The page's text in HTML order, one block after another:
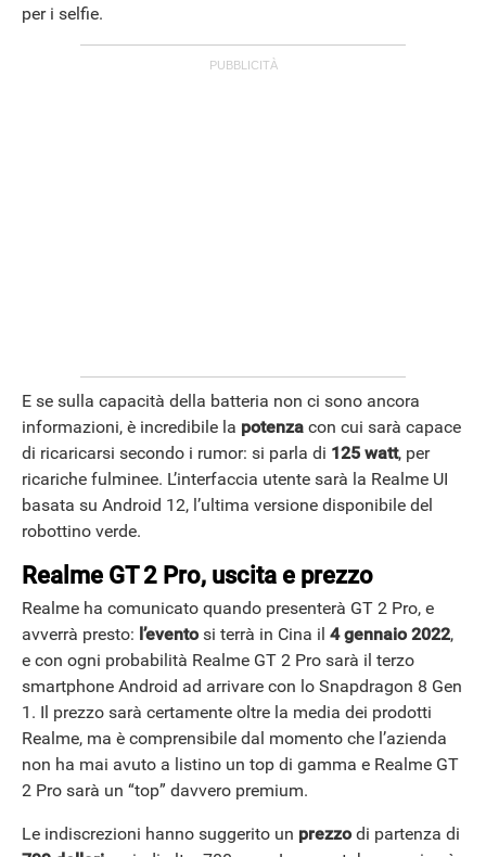
per i selfie.
E se sulla capacità della batteria non ci sono ancora
informazioni, è incredibile la potenza con cui sarà capace
di ricaricarsi secondo i rumor: si parla di 125 watt, per
ricariche fulminee. L’interfaccia utente sarà la Realme UI
basata su Android 12, l’ultima versione disponibile del
robottino verde.
Realme GT 2 Pro, uscita e prezzo
Realme ha comunicato quando presenterà GT 2 Pro, e
avverrà presto: l’eventosi terrà in Cina il 4 gennaio 2022,
e con ogni probabilità Realme GT 2 Pro sarà il terzo
smartphone Android ad arrivare con lo Snapdragon 8 Gen
1. Il prezzo sarà certamente oltre la media dei prodotti
Realme, ma è comprensibile dal momento che l’azienda
non ha mai avuto a listino un top di gamma e Realme GT
2 Pro sarà un “top” davvero premium.
Le indiscrezioni hanno suggerito un prezzodi partenza di